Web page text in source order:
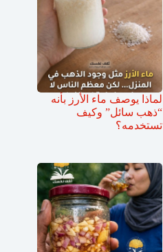
لماذا يوصف ماء الأرز بأنه
“ذهب سائل” وكيف
تستخدمه؟